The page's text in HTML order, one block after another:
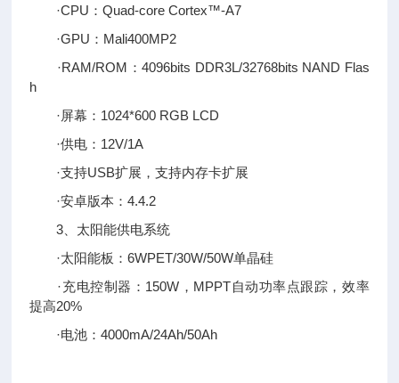
·CPU：Quad-core Cortex™-A7
·GPU：Mali400MP2
·RAM/ROM：4096bits DDR3L/32768bits NAND Flas
h
·屏幕：1024*600 RGB LCD
·供电：12V/1A
·支持USB扩展，支持内存卡扩展
·安卓版本：4.4.2
3、太阳能供电系统
·太阳能板：6WPET/30W/50W单晶硅
·充电控制器：150W，MPPT自动功率点跟踪，效率
提高20%
·电池：4000mA/24Ah/50Ah